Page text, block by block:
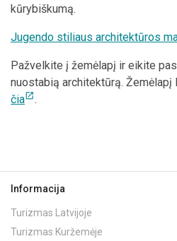
kūrybiškumą.
Jugendo stiliaus architektūros
Pažvelkite į žemėlapį ir eikite
nuostabią architektūrą.
čiaopen_in_new.
Informacija
Turizmas Latvijoje
Turizmas Kuržemėje